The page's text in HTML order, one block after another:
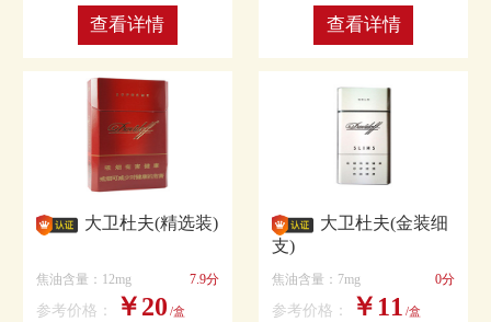
查看详情 查看详情
大卫杜夫(精选装)
焦油含量：12mg 7.9分
参考价格： ￥20 /盒
大卫杜夫(金装细
支)
焦油含量：7mg 0分
参考价格： ￥11 /盒